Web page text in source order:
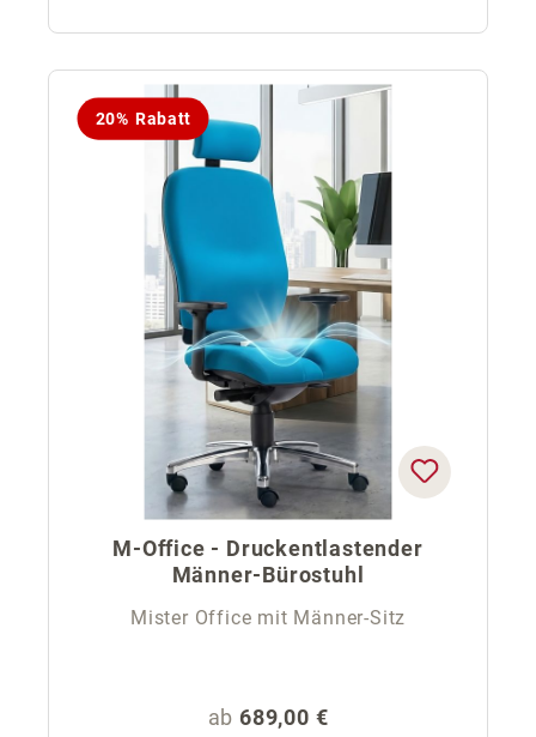
20% Rabatt
M-Office - Druckentlastender
Männer-Bürostuhl
Mister Office mit Männer-Sitz
Regulärer Preis:
ab 689,00 €